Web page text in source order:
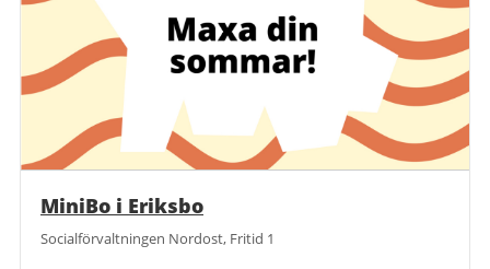
MiniBo i Eriksbo
Socialförvaltningen Nordost, Fritid 1